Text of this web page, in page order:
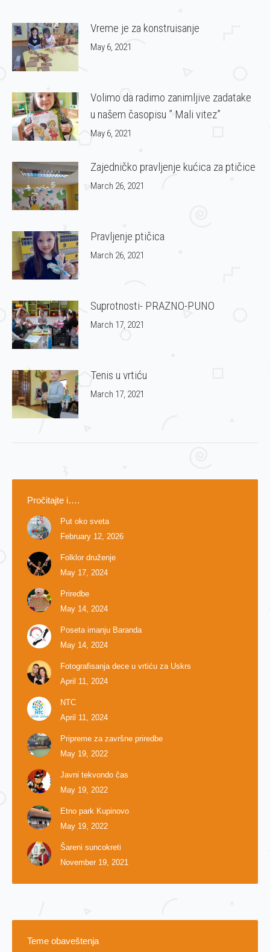
Vreme je za konstruisanje
May 6, 2021
Volimo da radimo zanimljive zadatake
u našem časopisu ” Mali vitez”
May 6, 2021
Zajedničko pravljenje kućica za ptičice
March 26, 2021
Pravljenje ptičica
March 26, 2021
Suprotnosti- PRAZNO-PUNO
March 17, 2021
Tenis u vrtiću
March 17, 2021
Pročitajte i….
Put oko sveta
February 12, 2026
Folklor druženje
May 17, 2024
Priredbe
May 14, 2024
Poseta imanju Baranda
May 14, 2024
Fotografisanja dece u vrtiću za Uskrs
April 11, 2024
NTC
April 11, 2024
Pripreme za završne priredbe
May 19, 2022
Javni tekvondo čas
May 19, 2022
Etno park Kupinovo
May 19, 2022
Šareni suncokreti
November 19, 2021
Teme obaveštenja